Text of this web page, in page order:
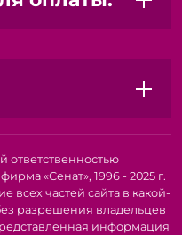
ответственностью
«Сенат», 1996 - 2025 г.
частей сайта в какой-
разрешения владельцев
информация